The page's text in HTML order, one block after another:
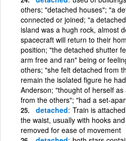
others; "detached houses"; "a
connected or joined; "a
island was a hugh rock, almost
spacecraft will return to their
position; "the detached shutter
arm free and ran" being or
others; "she felt detached from
remain the isolated figure he
Anderson; "thought of herself
from the others"; "had a set-
detached Train is
the waist, usually with hooks
removed for ease of movement